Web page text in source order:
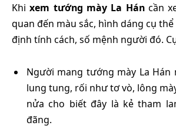
Khixem tướng mày La Háncần
quan đến màu sắc, hình dáng cụ
định tính cách, số mệnh người đó.
Người mang tướng mày La Hán
lung tung, rối như tơ vò, lông
nửa cho biết đây là kẻ tham
đãng.